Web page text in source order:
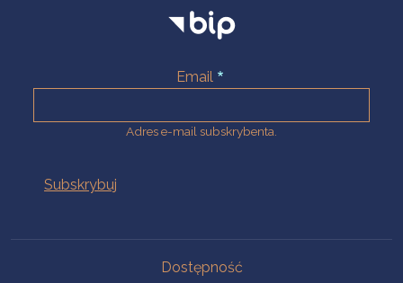
Email
Adres e-mail subskrybenta.
Dostępność